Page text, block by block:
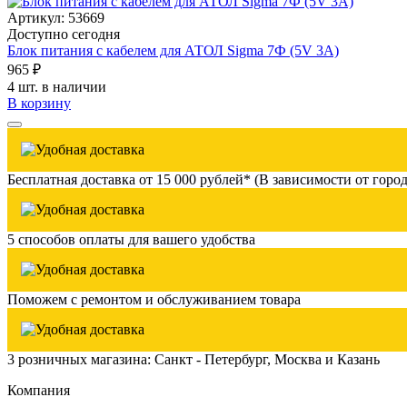
Артикул: 53669
Доступно сегодня
Блок питания с кабелем для АТОЛ Sigma 7Ф (5V 3A)
965 ₽
4 шт. в наличии
В корзину
Бесплатная доставка от 15 000 рублей* (В зависимости от
5 способов оплаты для вашего удобства
Поможем с ремонтом и обслуживанием товара
3 розничных магазина: Санкт - Петербург, Москва и Казань
Компания